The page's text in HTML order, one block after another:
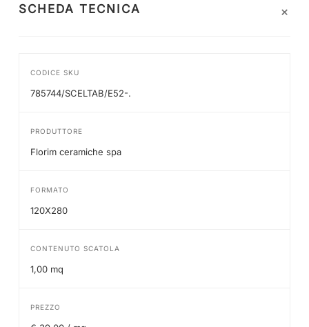
SCHEDA TECNICA +
CODICE SKU
785744/SCELTAB/E52-.
PRODUTTORE
Florim ceramiche spa
FORMATO
120X280
CONTENUTO SCATOLA
1,00 mq
PREZZO